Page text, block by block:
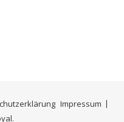
Impressum
.